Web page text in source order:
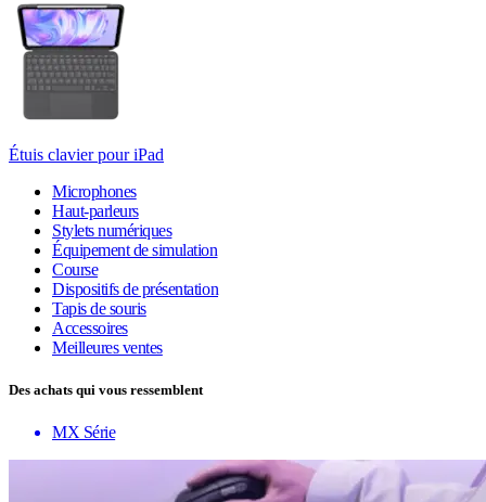
Étuis clavier pour iPad
Microphones
Haut-parleurs
Stylets numériques
Équipement de simulation
Course
Dispositifs de présentation
Tapis de souris
Accessoires
Meilleures ventes
Des achats qui vous ressemblent
MX Série